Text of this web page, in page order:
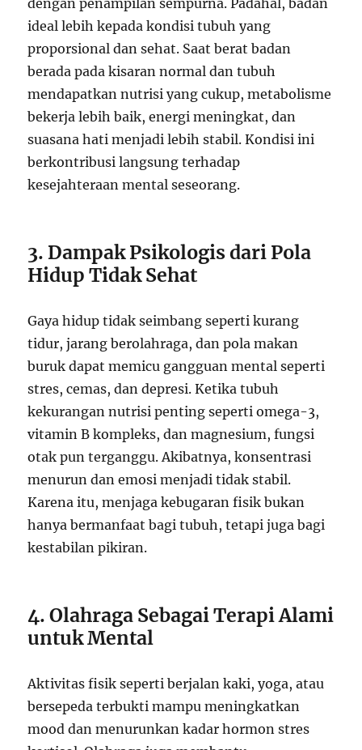
ideal lebih kepada kondisi tubuh yang
proporsional dan sehat. Saat berat badan
berada pada kisaran normal dan tubuh
mendapatkan nutrisi yang cukup, metabolisme
bekerja lebih baik, energi meningkat, dan
suasana hati menjadi lebih stabil. Kondisi ini
berkontribusi langsung terhadap
kesejahteraan mental seseorang.
3. Dampak Psikologis dari Pola
Hidup Tidak Sehat
Gaya hidup tidak seimbang seperti kurang
tidur, jarang berolahraga, dan pola makan
buruk dapat memicu gangguan mental seperti
stres, cemas, dan depresi. Ketika tubuh
kekurangan nutrisi penting seperti omega-3,
vitamin B kompleks, dan magnesium, fungsi
otak pun terganggu. Akibatnya, konsentrasi
menurun dan emosi menjadi tidak stabil.
Karena itu, menjaga kebugaran fisik bukan
hanya bermanfaat bagi tubuh, tetapi juga bagi
kestabilan pikiran.
4. Olahraga Sebagai Terapi Alami
untuk Mental
Aktivitas fisik seperti berjalan kaki, yoga, atau
bersepeda terbukti mampu meningkatkan
mood dan menurunkan kadar hormon stres